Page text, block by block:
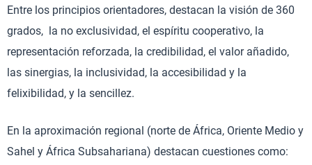
Entre los principios orientadores, destacan la visión de 360
grados, la no exclusividad, el espíritu cooperativo, la
representación reforzada, la credibilidad, el valor añadido,
las sinergias, la inclusividad, la accesibilidad y la
felixibilidad, y la sencillez.
En la aproximación regional (norte de África, Oriente Medio y
Sahel y África Subsahariana) destacan cuestiones como: